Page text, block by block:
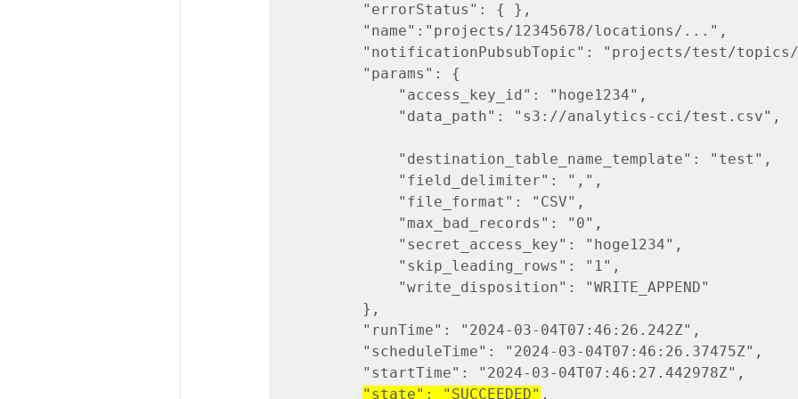
"errorStatus": { },
"name":"projects/12345678/locations/...",
"notificationPubsubTopic": "projects/test/
"params": {
"access_key_id": "hoge1234",
"data_path": "s3://analytics-cci/
"destination_table_name_template": "test",
"field_delimiter": ",",
"file_format": "CSV",
"max_bad_records": "0",
"secret_access_key": "hoge1234",
"skip_leading_rows": "1",
"write_disposition": "WRITE_APPEND"
},
"runTime": "2024-03-04T07:46:26.242Z",
"scheduleTime": "2024-03-04T07:46:26.37475Z",
"startTime": "2024-03-04T07:46:27.442978Z",
"state": "SUCCEEDED" ,